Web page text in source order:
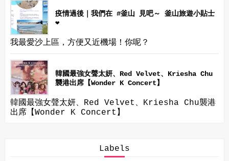
疫情過後｜我們在 #釜山 見吧～ 釜山旅遊小貼士
❤
我最愛沙上區，方便又近機場！你呢？
韓國最強女聲太妍、Red Velvet、Kriesha Chu
襲港出席【Wonder K Concert】
韓國最強女聲太妍、Red Velvet、Kriesha Chu襲港
出席【Wonder K Concert】
Labels